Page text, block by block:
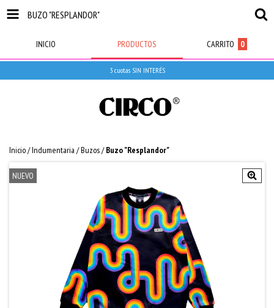
BUZO "RESPLANDOR"
INICIO PRODUCTOS CARRITO 0
3 cuotas SIN INTERÉS
Inicio/Indumentaria /Buzos/ Buzo "Resplandor"
NUEVO